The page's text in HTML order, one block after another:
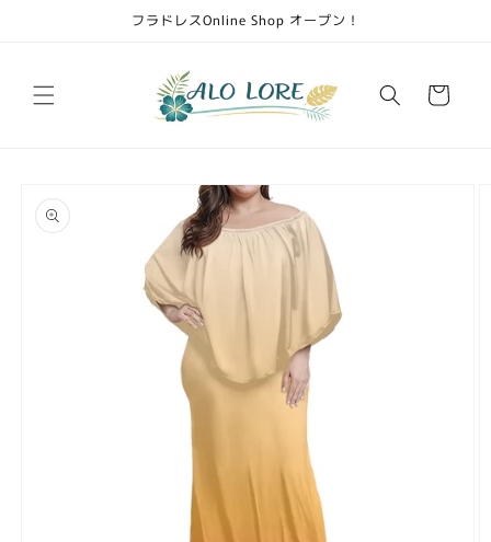
フラドレスOnline Shop オープン！
Cart
product
information